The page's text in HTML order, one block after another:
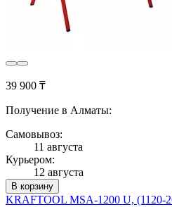
39 900 ₸
Получение в Алматы:
Самовывоз:
11 августа
Курьером:
12 августа
В корзину
KRAFTOOL MSA-1200 U, (1120-